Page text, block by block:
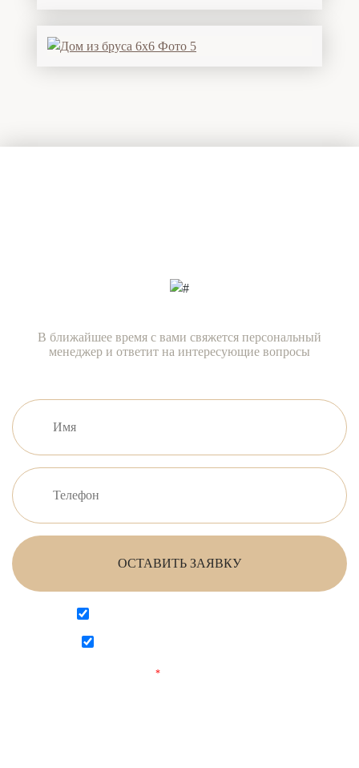
В ближайшее время с вами свяжется персональный
менеджер и ответит на интересующие вопросы
ОСТАВИТЬ ЗАЯВКУ
*